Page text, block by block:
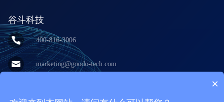
谷斗科技
400-816-3006
marketing@goodo-tech.com
×